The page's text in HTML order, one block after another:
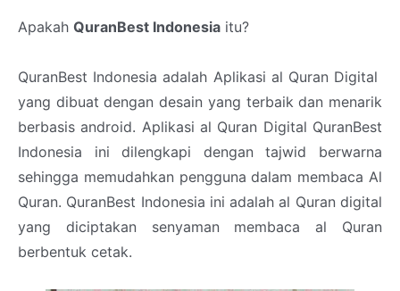
Apakah QuranBest Indonesia itu?
QuranBest Indonesia adalah Aplikasi al Quran Digital
yang dibuat dengan desain yang terbaik dan menarik
berbasis android. Aplikasi al Quran Digital QuranBest
Indonesia ini dilengkapi dengan tajwid berwarna
sehingga memudahkan pengguna dalam membaca Al
Quran. QuranBest Indonesia ini adalah al Quran digital
yang diciptakan senyaman membaca al Quran
berbentuk cetak.